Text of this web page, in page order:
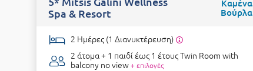
Spa & Resort
Καμένα
Βούρλα
2 Ημέρες (1 Διανυκτέρευση)
2 άτομα + 1 παιδί έως 1 έτουςTwin Room with
balcony no view+ επιλογές